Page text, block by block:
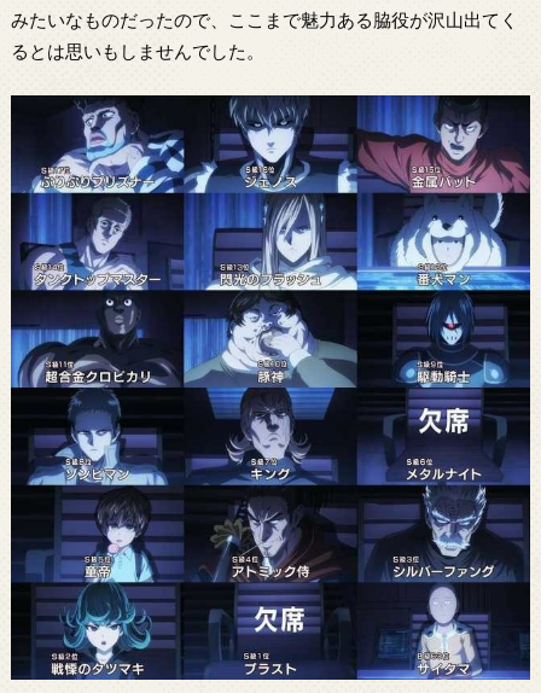
みたいなものだったので、ここまで魅力ある脇役が沢山出てく
るとは思いもしませんでした。